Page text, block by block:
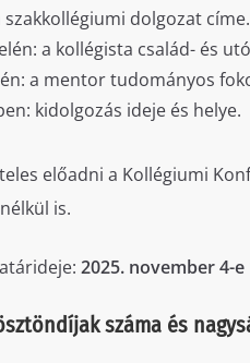
szakkollégiumi dolgozat címe.
a kollégista család- és
a mentor tudományos
kidolgozás ideje és helye.
előadni a Kollégiumi
is.
2025. november 4-e
száma és